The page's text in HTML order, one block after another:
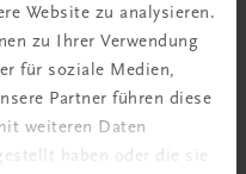
Website zu analysieren.
zu Ihrer Verwendung
für soziale Medien,
Partner führen diese
weiteren Daten
haben oder die sie